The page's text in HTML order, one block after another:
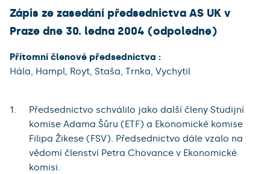
Zápis ze zasedání předsednictva AS UK v
Praze dne 30. ledna 2004 (odpoledne)
Přítomní členové předsednictva :
Hála, Hampl, Royt, Staša, Trnka, Vychytil
Předsednictvo schválilo jako další členy Studijní
komise Adama Šůru (ETF) a Ekonomické komise
Filipa Žikese (FSV). Předsednictvo dále vzalo na
vědomí členství Petra Chovance v Ekonomické
komisi.